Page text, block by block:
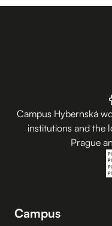
Campus Hybernská
institutions and the
Prague
Campus